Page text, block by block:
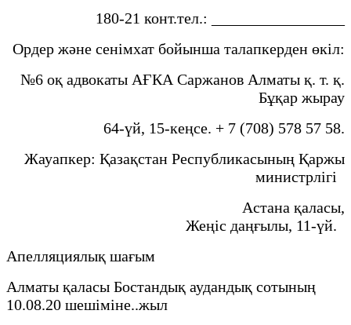
180-21 конт.тел.: _________________
Ордер және сенімхат бойынша талапкерден өкіл:
№6 оқ адвокаты АҒКА Саржанов Алматы қ. т. қ.
Бұқар жырау
64-үй, 15-кеңсе. + 7 (708) 578 57 58.
Жауапкер: Қазақстан Республикасының Қаржы
министрлігі
Астана қаласы,
Жеңіс даңғылы, 11-үй.
Апелляциялық шағым
Алматы қаласы Бостандық аудандық сотының
10.08.20 шешіміне..жыл